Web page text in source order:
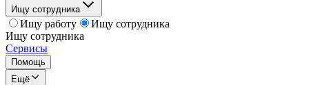
Ищу сотрудника
Ищу работу
Ищу сотрудника
Ищу сотрудника
Сервисы
Помощь
Ещё